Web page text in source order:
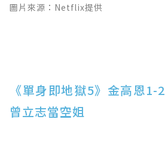
圖片來源：Netflix提供
《單身即地獄5》金高恩1-
曾立志當空姐